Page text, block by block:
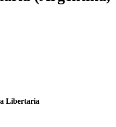
Libertaria